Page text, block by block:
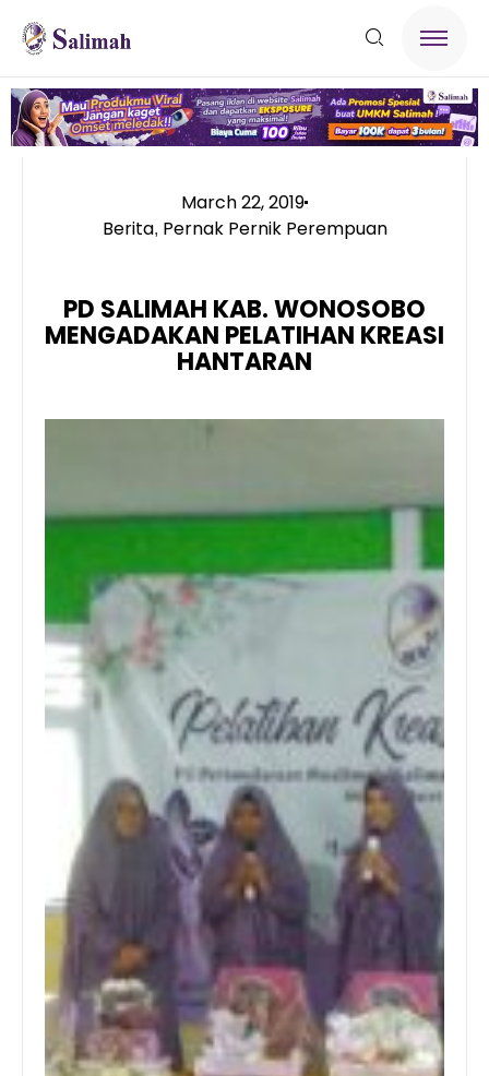
March 22, 2019
Berita, Pernak Pernik Perempuan
PD SALIMAH KAB. WONOSOBO
MENGADAKAN PELATIHAN KREASI
HANTARAN